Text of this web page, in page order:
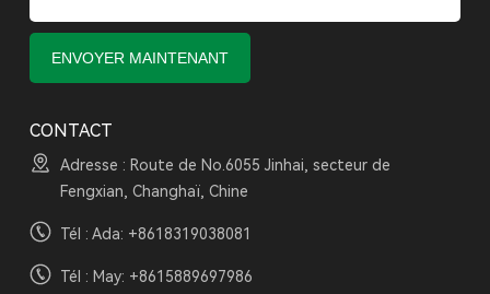
CONTACT
Adresse : Route de No.6055 Jinhai, secteur de
Fengxian, Changhaï, Chine
Tél : Ada: +8618319038081
Tél : May: +8615889697986